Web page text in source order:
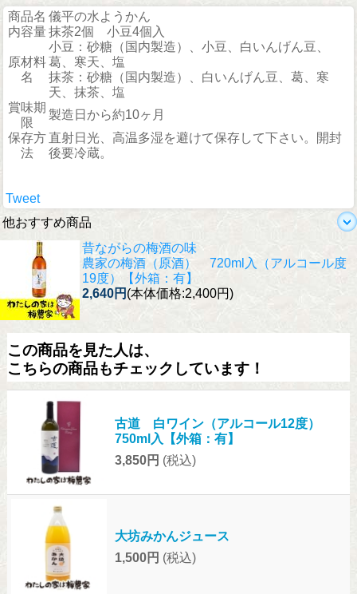
商品名 儀平の水ようかん
内容量抹茶2個 小豆4個入
原材料
名
小豆：砂糖（国内製造）、小豆、白いんげん豆、
葛、寒天、塩
抹茶：砂糖（国内製造）、白いんげん豆、葛、寒
天、抹茶、塩
賞味期
限
製造日から約10ヶ月
保存方
法
直射日光、高温多湿を避けて保存して下さい。開封
後要冷蔵。
Tweet
他おすすめ商品
昔ながらの梅酒の味
農家の梅酒（原酒） 720ml入（アルコール度
19度）【外箱：有】
2,640円 (本体価格:2,400円)
この商品を見た人は、
こちらの商品もチェックしています！
古道 白ワイン（アルコール12度）
750ml入【外箱：有】
3,850円 (税込)
大坊みかんジュース
1,500円 (税込)